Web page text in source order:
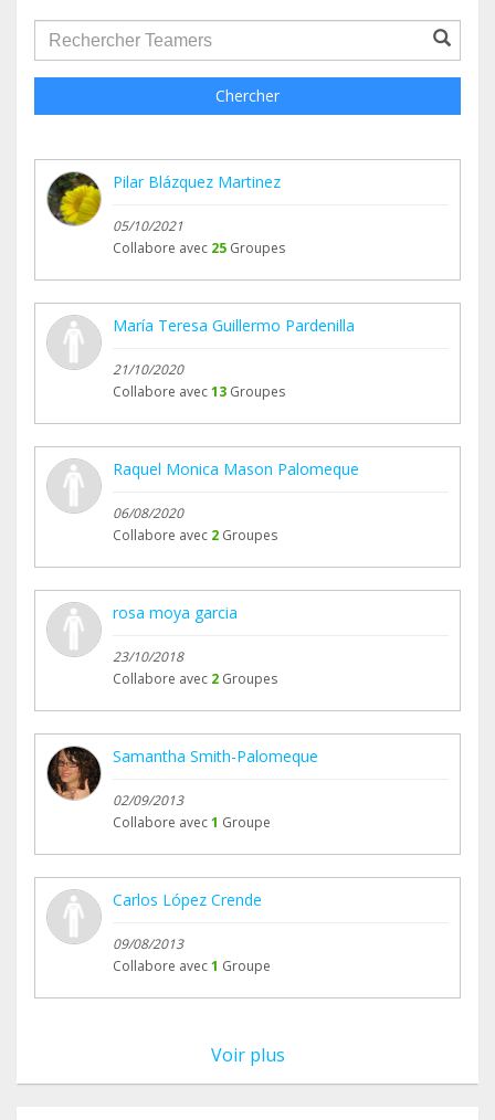
groupProfile.searchForm.search.text???
Chercher
Pilar Blázquez Martinez
05/10/2021
Collabore avec 25 Groupes
María Teresa Guillermo Pardenilla
21/10/2020
Collabore avec13 Groupes
Raquel Monica Mason Palomeque
06/08/2020
Collabore avec 2 Groupes
rosa moya garcia
23/10/2018
Collabore avec 2 Groupes
Samantha Smith-Palomeque
02/09/2013
Collabore avec1 Groupe
Carlos López Crende
09/08/2013
Collabore avec1 Groupe
Voir plus